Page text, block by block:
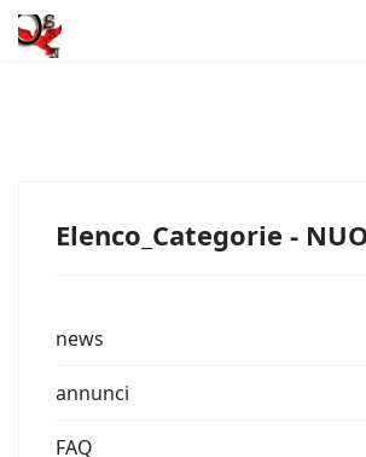
Elenco_Categorie -
news
annunci
FAQ